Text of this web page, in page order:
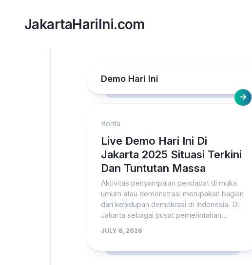
contentJakartaHariIni.com
Demo Hari Ini
Berita
Live Demo Hari Ini Di
Jakarta 2025 Situasi Terkini
Dan Tuntutan Massa
Aktivitas penyampaian pendapat di muka
umum atau demonstrasi merupakan bagian
dari kehidupan demokrasi di Indonesia. Di
Jakarta sebagai pusat pemerintahan...
JULY 8, 2026